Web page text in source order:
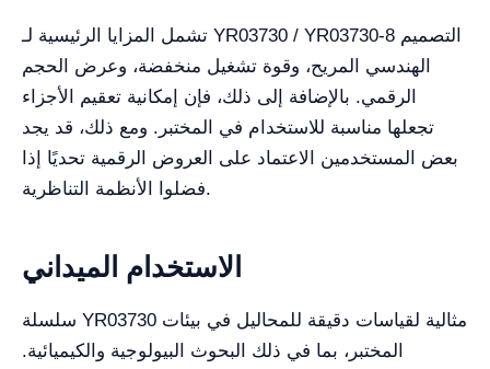
تشمل المزايا الرئيسية لـ YR03730 / YR03730-8 التصميم
الهندسي المريح، وقوة تشغيل منخفضة، وعرض الحجم
الرقمي. بالإضافة إلى ذلك، فإن إمكانية تعقيم الأجزاء
تجعلها مناسبة للاستخدام في المختبر. ومع ذلك، قد يجد
بعض المستخدمين الاعتماد على العروض الرقمية تحديًا إذا
فضلوا الأنظمة التناظرية.
الاستخدام الميداني
سلسلة YR03730 مثالية لقياسات دقيقة للمحاليل في بيئات
المختبر، بما في ذلك البحوث البيولوجية والكيميائية.